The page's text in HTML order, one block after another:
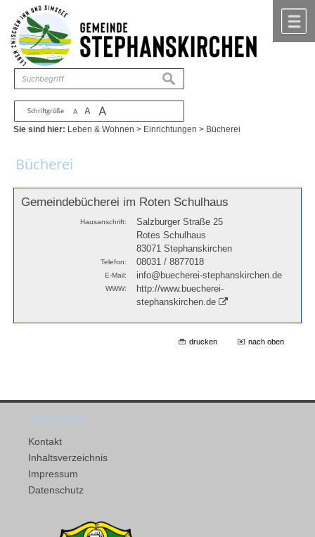
Zum Inhalt ,zur Navigation
Schriftgröße A A A
suchen
Sie sind hier: Leben & Wohnen > Einrichtungen > Bücherei
Bücherei
Gemeindebücherei im Roten Schulhaus
Hausanschrift:
Salzburger Straße 25
Rotes Schulhaus
83071 Stephanskirchen
Telefon: 08031 / 8877018
E-Mail: info@buecherei-stephanskirchen.de
WWW:
http://www.buecherei-
stephanskirchen.de
drucken nach oben
Quicklinks
Kontakt
Inhaltsverzeichnis
Impressum
Datenschutz